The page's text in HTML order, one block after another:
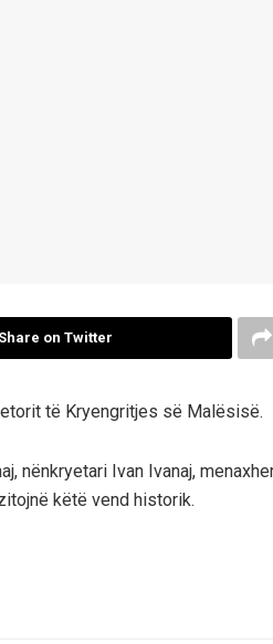
Share on Twitter
të Kryengritjes së Malësisë.
nënkryetari Ivan Ivanaj,
këtë vend historik.